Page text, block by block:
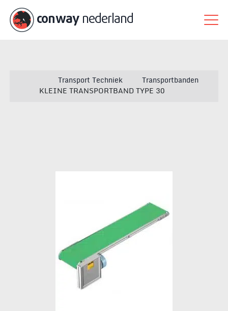
conwaynederland
Transport Techniek
Transportbanden
KLEINE TRANSPORTBAND TYPE 30